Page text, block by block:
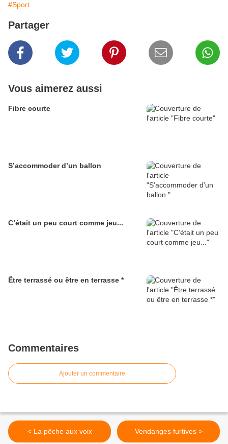
#Sport
Partager
Vous aimerez aussi
Fibre courte
S’accommoder d’un ballon
C’était un peu court comme jeu...
Être terrassé ou être en terrasse *
Commentaires
Ajouter un commentaire
< La pêche aux voix Vendanges furtives >